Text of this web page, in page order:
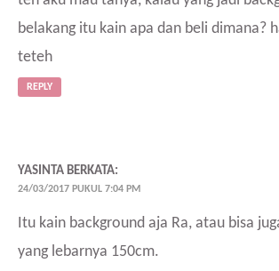
belakang itu kain apa dan beli dimana?
teteh
REPLY
YASINTA BERKATA:
24/03/2017 PUKUL 7:04 PM
Itu kain background aja Ra, atau bisa
yang lebarnya 150cm.